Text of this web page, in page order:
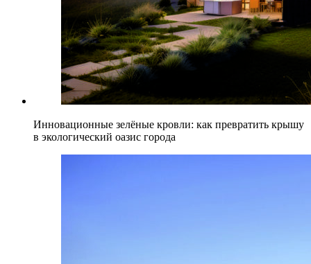
Инновационные зелёные кровли: как превратить крышу
в экологический оазис города